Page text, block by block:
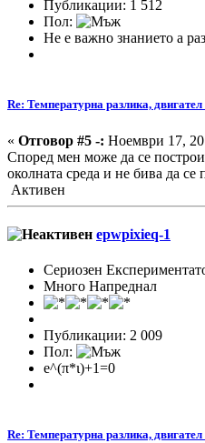
Публикации: 1 512
Пол:
Не е важно знанието а
Re: Температурна разлика, двигател
« Отговор #5 -: Ноември 17,
Според мен може да се
околната среда и не бива да
Активен
epwpixieq-1
Сериозен
Много Напреднал
Публикации: 2 009
Пол:
e^(π*ι)+1=0
Re: Температурна разлика, двигател